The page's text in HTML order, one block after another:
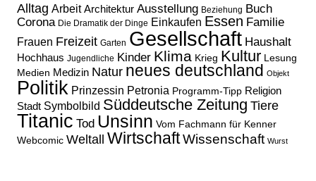
Alltag Arbeit Architektur Ausstellung Beziehung Buch
Corona Die Dramatik der Dinge Einkaufen Essen Familie
Frauen Freizeit Garten Gesellschaft Haushalt
Hochhaus Jugendliche Kinder Klima Krieg Kultur Lesung
Medien Medizin Natur neues deutschland Objekt
Politik Prinzessin Petronia Programm-Tipp Religion
Stadt Symbolbild Süddeutsche Zeitung Tiere
Titanic Tod Unsinn Vom Fachmann für Kenner
Webcomic Weltall WirtschaftWissenschaft Wurst